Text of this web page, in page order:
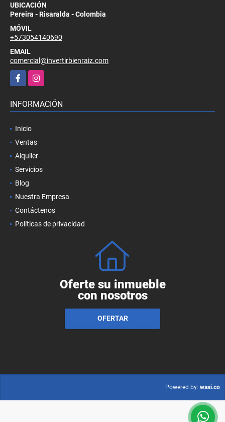
UBICACIÓN
Pereira - Risaralda - Colombia
MÓVIL
+573054140690
EMAIL
comercial@invertirbienraiz.com
FacebookInstagram
INFORMACIÓN
Inicio
Ventas
Alquiler
Servicios
Blog
Nuestra Empresa
Contáctenos
Políticas de privacidad
Oferte su inmueble
con nosotros
OFERTAR
Powered by: wasi.co